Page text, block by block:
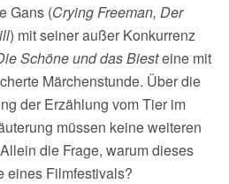
Gans (Crying Freeman, Der
) mit seiner außer Konkurrenz
Schöne und das Biesteine mit
Märchenstunde. Über die
der Erzählung vom Tier im
müssen keine weiteren
die Frage, warum dieses
eines Filmfestivals?